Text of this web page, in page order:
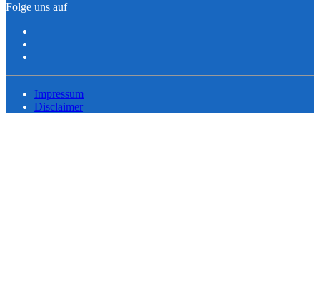
Folge uns auf
Impressum
Disclaimer